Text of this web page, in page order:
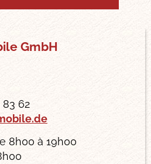
GmbH
83 62
8h00 à 19h00